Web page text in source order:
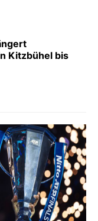
Kitzbühel bis